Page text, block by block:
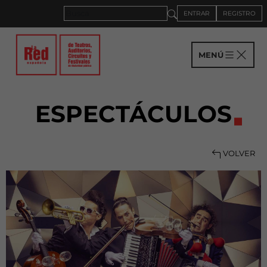
ENTRAR REGISTRO
MENÚ
ESPECTÁCULOS
VOLVER